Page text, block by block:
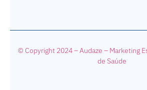
© Copyright 2024 – Audaze – Marketing
de Saúde